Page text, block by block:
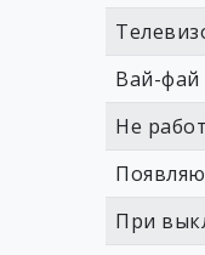
Вай-фай
Не
При